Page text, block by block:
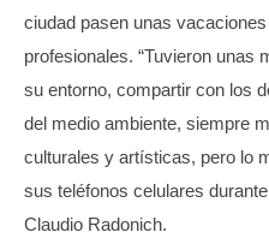
ciudad pasen unas
profesionales. “Tuvieron unas
su entorno, compartir con los
del medio ambiente, siempre
culturales y artísticas, pero lo
sus teléfonos celulares
Claudio Radonich.